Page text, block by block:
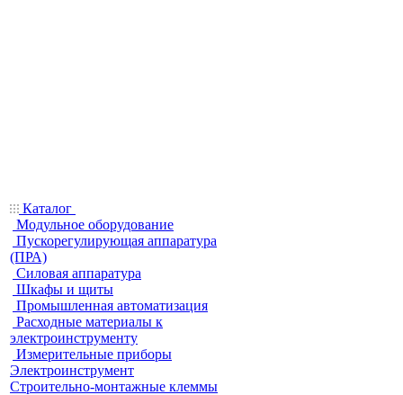
Каталог
Модульное оборудование
Пускорегулирующая аппаратура
(ПРА)
Силовая аппаратура
Шкафы и щиты
Промышленная автоматизация
Расходные материалы к
электроинструменту
Измерительные приборы
Электроинструмент
Строительно-монтажные клеммы